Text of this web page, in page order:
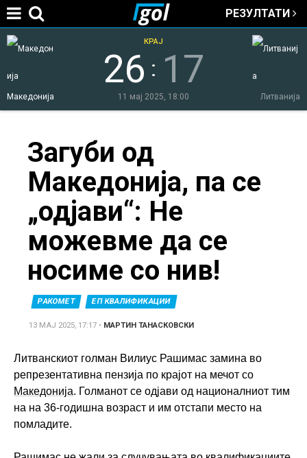
Jump to navigation
РЕЗУЛТАТИ
Македонија Литванија
26 : 17
КРАЈ
11 мај 2025, 18:00
Загуби од
Македонија, па се
„одјави“: Не
можевме да се
носиме со нив!
РАКОМЕТ ЕП КВАЛИФИКАЦИИ
13 МАЈ 2025, 17:17 • МАРТИН ТАНАСКОВСКИ
Литванскиот голман Вилиус Рашимас замина во
репрезентативна пензија по крајот на мечот со
Македонија. Голманот се одјави од националниот тим
на на 36-годишна возраст и им отстапи место на
помладите.